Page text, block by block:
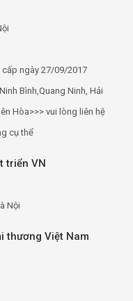
cấp ngày 27/09/2017
Bình,Quang Ninh, Hải
Hòa>>> vui lòng liên hệ
cụ thể
triển VN
Nội
thương Việt Nam